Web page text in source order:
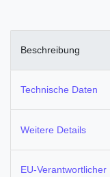
Beschreibung
Technische Daten
Weitere Details
EU-Verantwortlicher